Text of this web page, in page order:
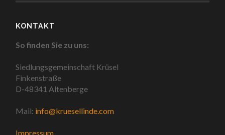
KONTAKT
So finden Sie zu uns:
Siedlungsgemeinschaft Krüsel
Finkenstraße
D-48341 Altenberge
Mail: info@kruesellinde.com
Impressum